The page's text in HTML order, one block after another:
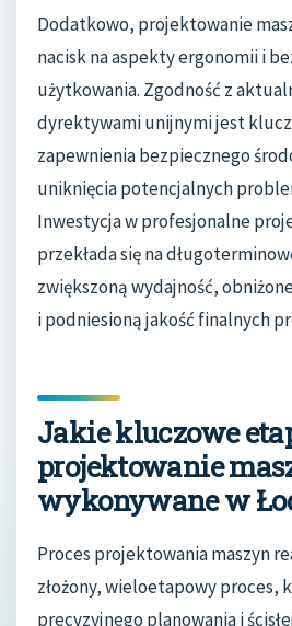
Dodatkowo, projektowanie
nacisk na aspekty ergonomii i
użytkowania. Zgodność z
dyrektywami unijnymi jest
zapewnienia bezpiecznego
uniknięcia potencjalnych
Inwestycja w profesjonalne
przekłada się na
zwiększoną wydajność,
i podniesioną jakość finalnych
Jakie kluczowe
projektowanie
wykonywane w
Proces projektowania maszyn
złożony, wieloetapowy proces,
precyzyjnego planowania i